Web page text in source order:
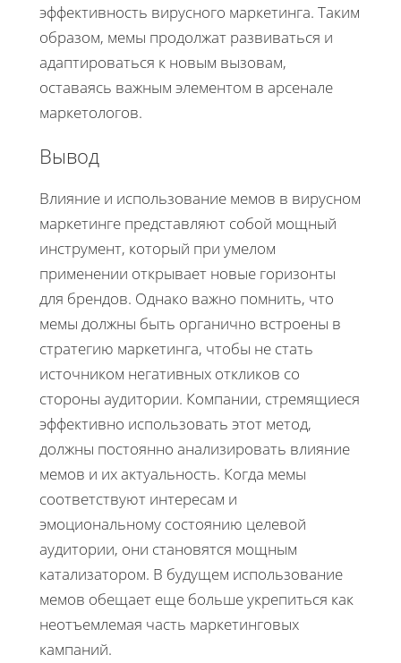
эффективность вирусного маркетинга. Таким
образом, мемы продолжат развиваться и
адаптироваться к новым вызовам,
оставаясь важным элементом в арсенале
маркетологов.
Вывод
Влияние и использование мемов в вирусном
маркетинге представляют собой мощный
инструмент, который при умелом
применении открывает новые горизонты
для брендов. Однако важно помнить, что
мемы должны быть органично встроены в
стратегию маркетинга, чтобы не стать
источником негативных откликов со
стороны аудитории. Компании, стремящиеся
эффективно использовать этот метод,
должны постоянно анализировать влияние
мемов и их актуальность. Когда мемы
соответствуют интересам и
эмоциональному состоянию целевой
аудитории, они становятся мощным
катализатором. В будущем использование
мемов обещает еще больше укрепиться как
неотъемлемая часть маркетинговых
кампаний.